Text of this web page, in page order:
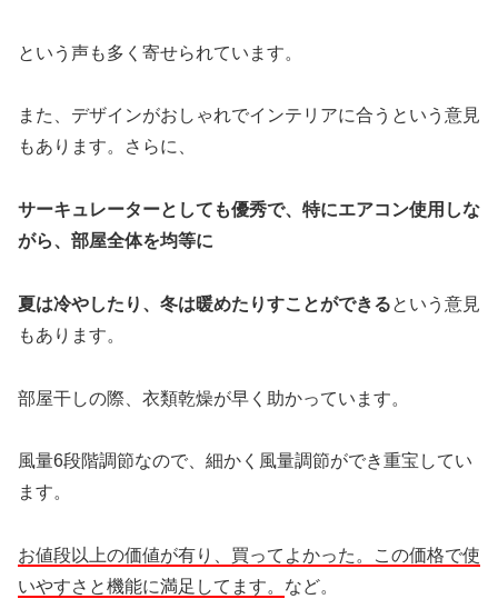
という声も多く寄せられています。
また、デザインがおしゃれでインテリアに合うという意見
もあります。さらに、
サーキュレーターとしても優秀で、特にエアコン使用しな
がら、部屋全体を均等に
夏は冷やしたり、 冬は暖めたりすことができるという意見
もあります。
部屋干しの際、衣類乾燥が早く助かっています。
風量6段階調節なので、細かく風量調節ができ重宝してい
ます。
お値段以上の価値が有り、買ってよかった。この価格で使
いやすさと機能に満足してます。 など。